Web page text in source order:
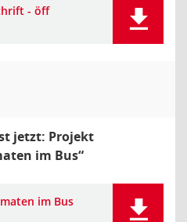
- öff
jetzt: Projekt
im Bus“
im Bus